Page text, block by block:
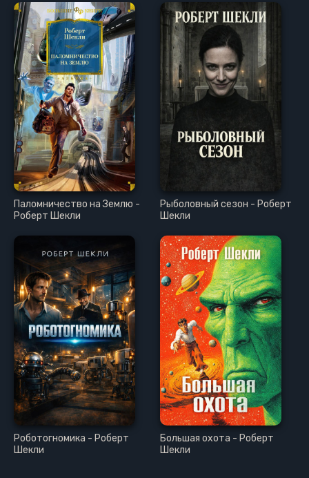
Паломничество на Землю -
Роберт Шекли
Рыболовный сезон - Роберт
Шекли
Роботогномика - Роберт
Шекли
Большая охота - Роберт
Шекли